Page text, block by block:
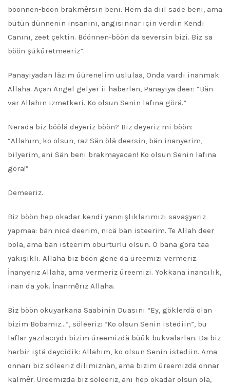
böönnen-böön brakmȇrsın beni. Hem da diil sade beni, ama
bütün dünnenin insanını, angısınnar için verdin Kendi
Canını, zeet çektin. Böönnen-böön da seversin bizi. Biz sa
böön şüküretmeeriz”.
Panayiyadan läzım üürenelim uslulaa, Onda vardı inanmak
Allaha. Açan Angel gelyer ii haberlen, Panayiya deer: “Bän
var Allahın izmetkeri. Ko olsun Senin lafına görä.”
Nerada biz böölä deyeriz böön? Biz deyeriz mi böön:
“Allahım, ko olsun, raz Sän ölä deersin, bän inanyerim,
bilyerim, ani Sän beni brakmayacan! Ko olsun Senin lafına
görä!”
Demeeriz.
Biz böön hep okadar kendi yannışlıklarımızı savaşyerız
yapmaa: bän nicä deerim, nicä bän isteerim. Te Allah deer
bölä, ama bän isteerim öbürtürlü olsun. O bana görä taa
yakışıklı. Allaha biz böön gene da üreemizi vermeriz.
İnanyerız Allaha, ama vermeriz üreemizi. Yokkana inancılık,
inan da yok. İnanmȇrız Allaha.
Biz böön okuyarkana Saabinin Duasını “Ey, göklerdä olan
bizim Bobamız…”, söleeriz: “Ko olsun Senin istediin”, bu
laflar yazılacıydı bizim üreemizdä büük bukvalarlan. Da biz
herbir iştä deycidik: Allahım, ko olsun Senin istediin. Ama
onnarı biz söleeriz dilimiznän, ama bizim üreemizdä onnar
kalmȇr. Üreemizdä biz söleeriz, ani hep okadar olsun ölä,